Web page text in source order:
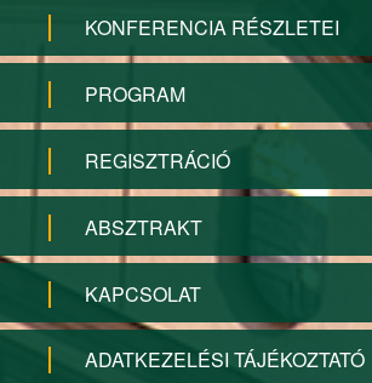
KONFERENCIA RÉSZLETEI
PROGRAM
REGISZTRÁCIÓ
ABSZTRAKT
KAPCSOLAT
ADATKEZELÉSI TÁJÉKOZTATÓ